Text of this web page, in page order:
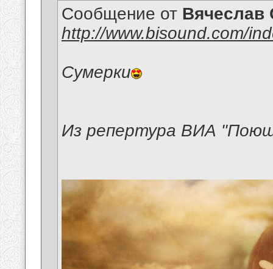
Сообщение от Вячеслав
http://www.bisound.com/
Сумерки
Из репертура ВИА